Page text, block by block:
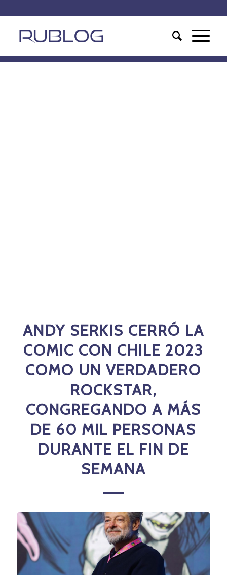
ANDY SERKIS CERRÓ LA
COMIC CON CHILE 2023
COMO UN VERDADERO
ROCKSTAR,
CONGREGANDO A MÁS
DE 60 MIL PERSONAS
DURANTE EL FIN DE
SEMANA